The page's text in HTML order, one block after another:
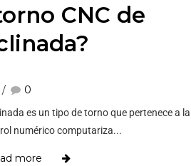
CNC de
0
es un tipo de torno que pertenece a la
numérico computariza...
more